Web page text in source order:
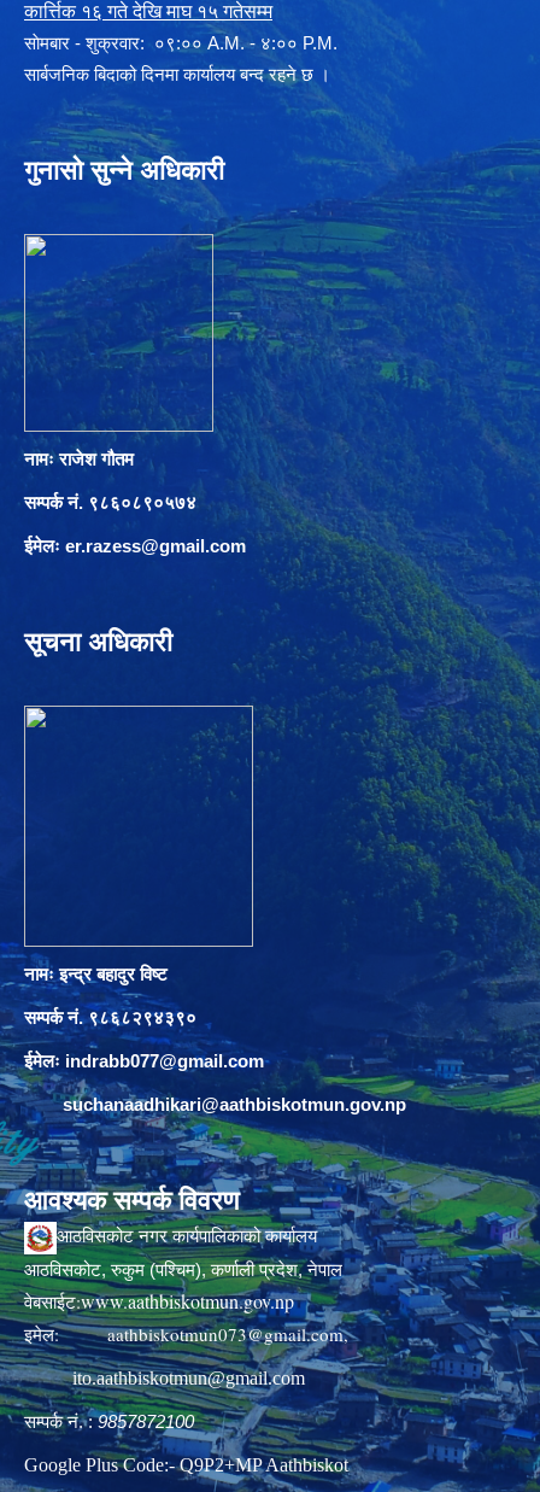
कार्त्तिक १६ गते देखि माघ १५ गतेसम्म
साेमबार - शुक्रवार: ०९:०० A.M. - ४:०० P.M.
सार्बजनिक बिदाको दिनमा कार्यालय बन्द रहने छ ।
गुनासो सुन्ने अधिकारी
नामः राजेश गौतम
सम्पर्क नं. ९८६०८९०५७४
ईमेलः er.razess@gmail.com
सूचना अधिकारी
नामः इन्द्र बहादुर विष्ट
सम्पर्क नं. ९८६८२९४३९०
ईमेलः indrabb077@gmail.com
suchanaadhikari@aathbiskotmun.gov.np
आवश्यक सम्पर्क विवरण
आठविसकोट नगर कार्यपालिकाको कार्यालय
आठविसकोट, रुकुम (पश्चिम), कर्णाली प्रदेश, नेपाल
वेबसाईट:www.aathbiskotmun.gov.np
इमेल:aathbiskotmun073@gmail.com,
ito.aathbiskotmun@gmail.com
सम्पर्क नं. :9857872100
Google Plus Code:- Q9P2+MP Aathbiskot